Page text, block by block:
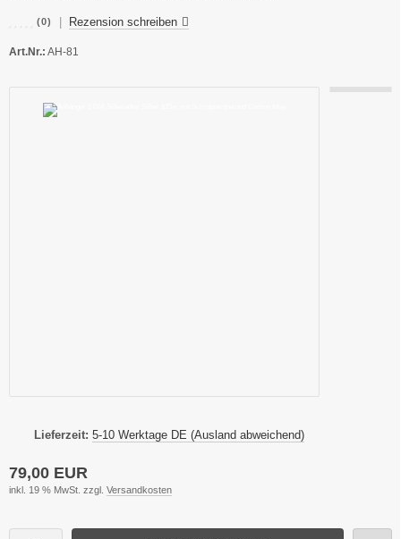
(0) Rezension schreiben
Art.Nr.: AH-81
Lieferzeit: 5-10 Werktage DE (Ausland abweichend)
79,00 EUR
inkl. 19 % MwSt. zzgl. Versandkosten